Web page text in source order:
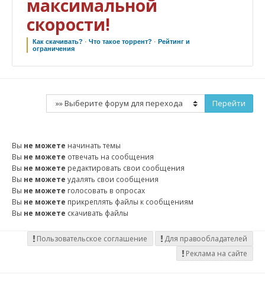
максимальной
скорости!
Как скачивать? ·Что такое торрент? · Рейтинг и
ограничения
Вы не можете начинать темы
Вы не можете отвечать на сообщения
Вы не можете редактировать свои сообщения
Вы не можете удалять свои сообщения
Вы не можете голосовать в опросах
Вы не можете прикреплять файлы к сообщениям
Вы не можете скачивать файлы
Пользовательское соглашение
Для правообладателей
Реклама на сайте